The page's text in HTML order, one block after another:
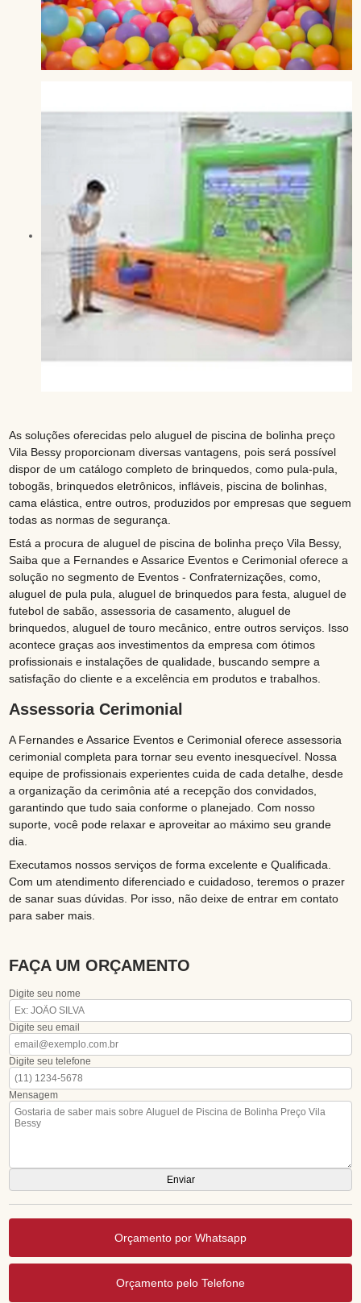
As soluções oferecidas pelo aluguel de piscina de bolinha preço
Vila Bessy proporcionam diversas vantagens, pois será possível
dispor de um catálogo completo de brinquedos, como pula-pula,
tobogãs, brinquedos eletrônicos, infláveis, piscina de bolinhas,
cama elástica, entre outros, produzidos por empresas que seguem
todas as normas de segurança.
Está a procura de aluguel de piscina de bolinha preço Vila Bessy,
Saiba que a Fernandes e Assarice Eventos e Cerimonial oferece a
solução no segmento de Eventos - Confraternizações, como,
aluguel de pula pula, aluguel de brinquedos para festa, aluguel de
futebol de sabão, assessoria de casamento, aluguel de
brinquedos, aluguel de touro mecânico, entre outros serviços. Isso
acontece graças aos investimentos da empresa com ótimos
profissionais e instalações de qualidade, buscando sempre a
satisfação do cliente e a excelência em produtos e trabalhos.
Assessoria Cerimonial
A Fernandes e Assarice Eventos e Cerimonial oferece assessoria
cerimonial completa para tornar seu evento inesquecível. Nossa
equipe de profissionais experientes cuida de cada detalhe, desde
a organização da cerimônia até a recepção dos convidados,
garantindo que tudo saia conforme o planejado. Com nosso
suporte, você pode relaxar e aproveitar ao máximo seu grande
dia.
Executamos nossos serviços de forma excelente e Qualificada.
Com um atendimento diferenciado e cuidadoso, teremos o prazer
de sanar suas dúvidas. Por isso, não deixe de entrar em contato
para saber mais.
FAÇA UM ORÇAMENTO
Digite seu nome
Digite seu email
Digite seu telefone
Mensagem
Orçamento por Whatsapp
Orçamento pelo Telefone